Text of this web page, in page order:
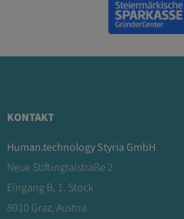
KONTAKT
Human.technology Styria GmbH
Neue Stiftingtalstraße 2
Eingang B, 1. Stock
8010 Graz, Austria